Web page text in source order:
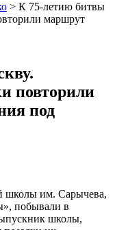
> К 75-летию битвы
маршрут
повторили
под
школы им. Сарычева,
побывали в
школы,